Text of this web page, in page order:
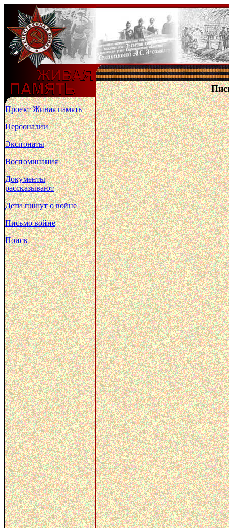
Проект Живая память
Персоналии
Экспонаты
Воспоминания
Документы
рассказывают
Дети пишут о войне
Письмо войне
Поиск